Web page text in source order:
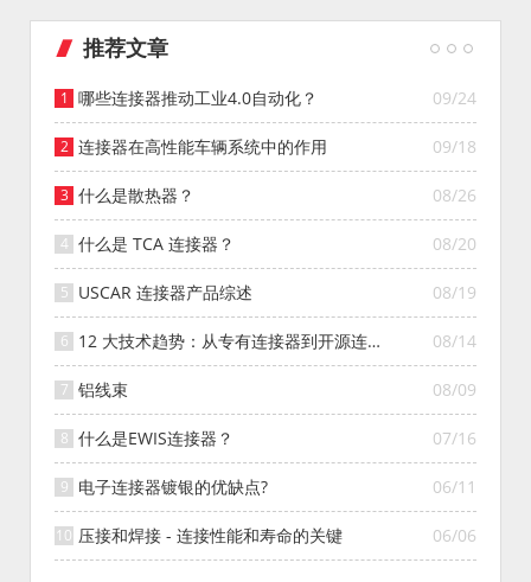
推荐文章
09/24
哪些连接器推动工业4.0自动化？
09/18
连接器在高性能车辆系统中的作用
08/26
什么是散热器？
08/20
什么是 TCA 连接器？
08/19
USCAR 连接器产品综述
08/14
12 大技术趋势：从专有连接器到开源连接
器的演变
08/09
铝线束
07/16
什么是EWIS连接器？
06/11
电子连接器镀银的优缺点?
06/06
压接和焊接 - 连接性能和寿命的关键